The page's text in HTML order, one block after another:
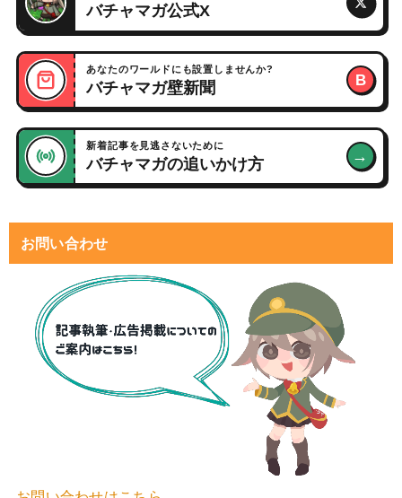
バチャマガ公式X
あなたのワールドにも設置しませんか?
バチャマガ壁新聞 B
新着記事を見逃さないために
バチャマガの追いかけ方 →
お問い合わせ